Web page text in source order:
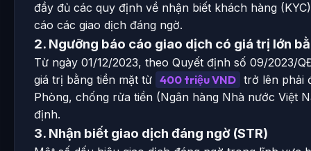
đầy đủ các quy định về nhận biết khách hàng
cáo các giao dịch đáng ngờ.
2. Ngưỡng báo cáo giao dịch có giá trị lớn
Từ ngày 01/12/2023, theo Quyết định số 09/2023/
giá trị bằng tiền mặt từ 400 triệu VND trở lên phải
Phòng, chống rửa tiền (Ngân hàng Nhà nước Việt
định.
3. Nhận biết giao dịch đáng ngờ (STR)